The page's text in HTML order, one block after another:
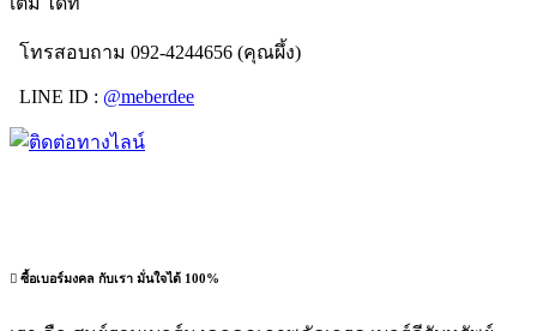
โทรสอบถาม 092-4244656 (คุณผึ้ง)
LINE ID : @meberdee
ซื้อเบอร์มงคล กับเรา มั่นใจได้ 100%